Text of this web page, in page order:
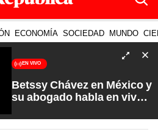
ECONOMÍA SOCIEDAD MUNDO
EN VIVO
Betssy Chávez en México y
su abogado habla en vivo |
Carlos Cornejo